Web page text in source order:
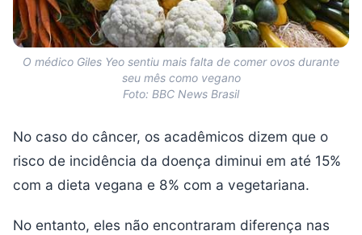
O médico Giles Yeo sentiu mais falta de comer ovos durante
seu mês como vegano
Foto: BBC News Brasil
No caso do câncer, os acadêmicos dizem que o
risco de incidência da doença diminui em até 15%
com a dieta vegana e 8% com a vegetariana.
No entanto, eles não encontraram diferença nas